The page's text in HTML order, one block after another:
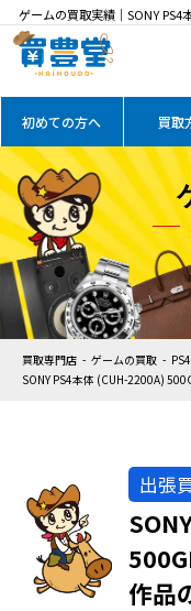
ゲームの買取実績｜SONY PS4
高価買取
初めての方へ 買取
買取専門店 ゲームの買取
SONY PS4本体 (CUH-2200A)
出張
作品